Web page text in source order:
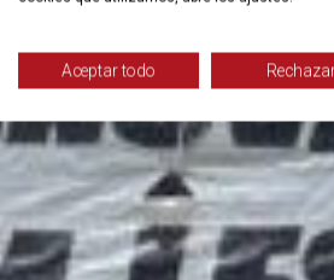
Aceptar todo